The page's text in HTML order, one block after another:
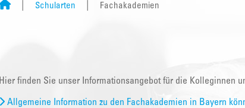
Schularten Fachakademien
Hier finden Sie unser Informationsangebot für die Kolleginnen
Allgemeine Information zu den Fachakademien in Bayern